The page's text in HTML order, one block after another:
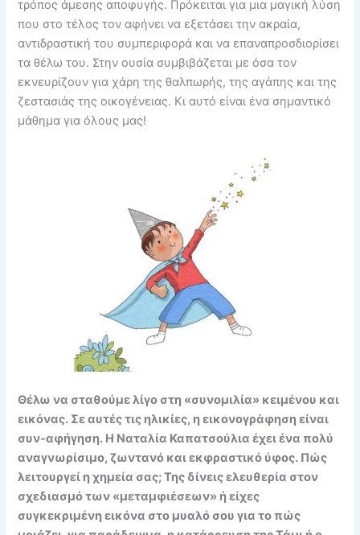
τρόπος άμεσης αποφυγής. Πρόκειται για μια μαγική λύση
που στο τέλος τον αφήνει να εξετάσει την ακραία,
αντιδραστική του συμπεριφορά και να επαναπροσδιορίσει
τα θέλω του. Στην ουσία συμβιβάζεται με όσα τον
εκνευρίζουν για χάρη της θαλπωρής, της αγάπης και της
ζεστασιάς της οικογένειας. Κι αυτό είναι ένα σημαντικό
μάθημα για όλους μας!
Θέλω να σταθούμε λίγο στη «συνομιλία» κειμένου και
εικόνας. Σε αυτές τις ηλικίες, η εικονογράφηση είναι
συν-αφήγηση. Η Ναταλία Καπατσούλια έχει ένα πολύ
αναγνωρίσιμο, ζωντανό και εκφραστικό ύφος. Πώς
λειτουργεί η χημεία σας; Της δίνεις ελευθερία στον
σχεδιασμό των «μεταμφιέσεων» ή είχες
συγκεκριμένη εικόνα στο μυαλό σου για το πώς